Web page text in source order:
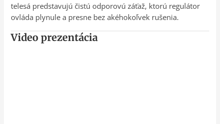
telesá predstavujú čistú odporovú záťaž, ktorú regulátor
ovláda plynule a presne bez akéhokoľvek rušenia.
Video prezentácia